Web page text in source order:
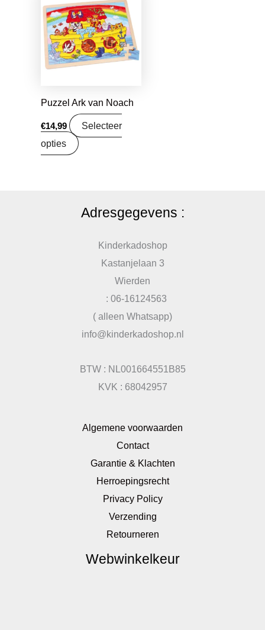
Puzzel Ark van Noach
€14,99
Selecteer
opties
Adresgegevens :
Kinderkadoshop
Kastanjelaan 3
Wierden
: 06-16124563
( alleen Whatsapp)
info@kinderkadoshop.nl
BTW : NL001664551B85
KVK : 68042957
Algemene voorwaarden
Contact
Garantie & Klachten
Herroepingsrecht
Privacy Policy
Verzending
Retourneren
Webwinkelkeur